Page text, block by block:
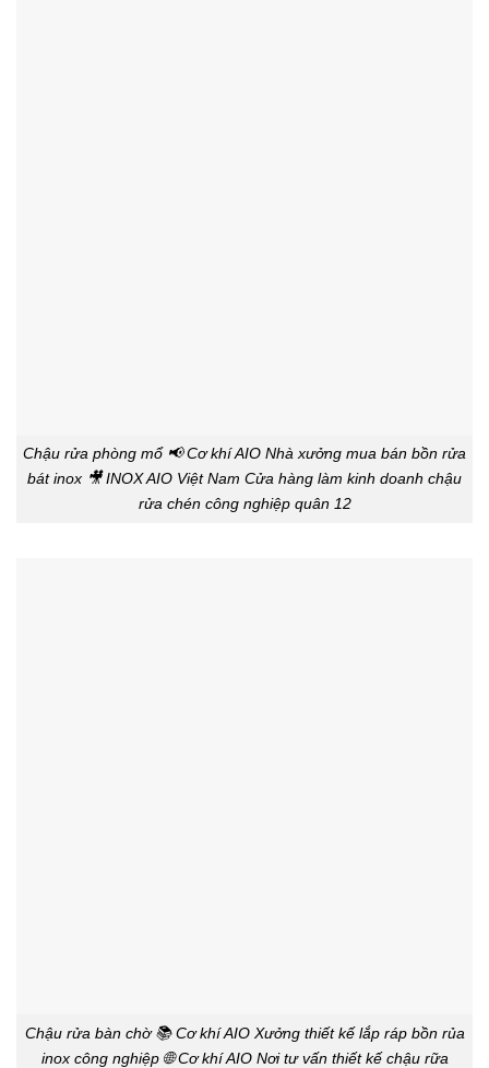
Chậu rửa phòng mổ 📢 Cơ khí AIO Nhà xưởng mua bán bồn rửa
bát inox 🎥 INOX AIO Việt Nam Cửa hàng làm kinh doanh chậu
rửa chén công nghiệp quân 12
Chậu rửa bàn chờ 📚 Cơ khí AIO Xưởng thiết kế lắp ráp bồn rủa
inox công nghiệp 🌐 Cơ khí AIO Nơi tư vấn thiết kế chậu rữa